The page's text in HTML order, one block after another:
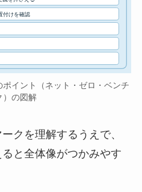
付けを確認
イント（ネット・ゼロ・ベンチ
）の図解
クを理解するうえで、
と全体像がつかみやす